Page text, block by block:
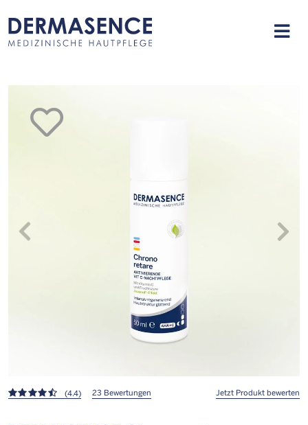
merken
(4.4) 23 Bewertungen Jetzt Produkt bewerten